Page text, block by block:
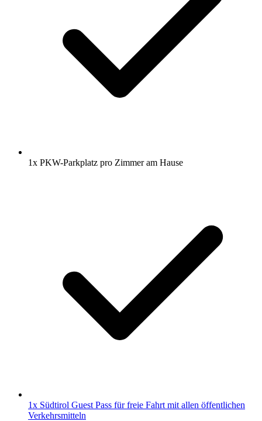
1x PKW-Parkplatz pro Zimmer am Hause
1x Südtirol Guest Pass für freie Fahrt mit allen öffentlichen
Verkehrsmitteln